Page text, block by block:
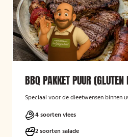
BBQ PAKKET PUUR
Speciaal voor de dieetwensen binnen
4 soorten vlees
2 soorten salade